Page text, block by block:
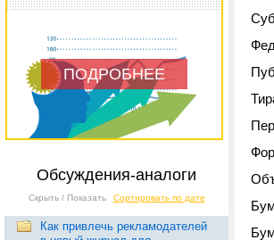
ПОДРОБНЕЕ
Обсуждения-аналоги
Скрыть / Показать Сортировать по дате
Как привлечь рекламодателей